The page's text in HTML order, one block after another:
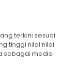
terkini sesuai
tinggi nilai nilai
sebagai media